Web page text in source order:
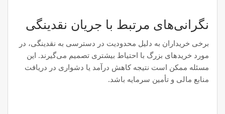
نگرانی‌های مرتبط با جریان نقدینگی
برخی خریداران به دلیل محدودیت در دسترسی به نقدینگی، در
مورد خریدهای بزرگ با احتیاط بیشتری تصمیم می‌گیرند. این
مسئله ممکن است نتیجه کاهش درآمد یا دشواری در دریافت
منابع مالی و تأمین سرمایه باشد.